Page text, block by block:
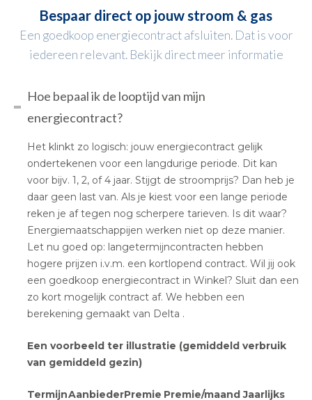
Bespaar direct op jouw stroom & gas
Een goedkoop energiecontract afsluiten. Dat is voor
iedereen relevant. Bekijk direct meer informatie
Hoe bepaal ik de looptijd van mijn
energiecontract?
Het klinkt zo logisch: jouw energiecontract gelijk
ondertekenen voor een langdurige periode. Dit kan
voor bijv. 1, 2, of 4 jaar. Stijgt de stroomprijs? Dan heb je
daar geen last van. Als je kiest voor een lange periode
reken je af tegen nog scherpere tarieven. Is dit waar?
Energiemaatschappijen werken niet op deze manier.
Let nu goed op: langetermijncontracten hebben
hogere prijzen i.v.m. een kortlopend contract. Wil jij ook
een goedkoop energiecontract in Winkel? Sluit dan een
zo kort mogelijk contract af. We hebben een
berekening gemaakt van Delta .
Een voorbeeld ter illustratie (gemiddeld verbruik
van gemiddeld gezin)
TermijnAanbiederPremie Premie/maand Jaarlijks